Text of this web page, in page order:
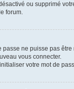
ou supprimé
forum.
passe ne puisse pas
vous connecter.
votre mot de